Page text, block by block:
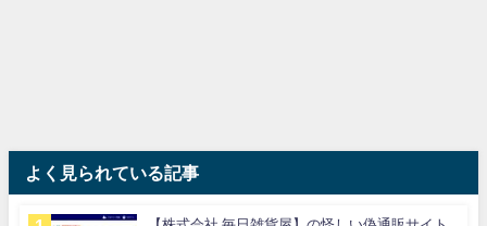
よく見られている記事